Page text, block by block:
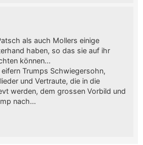
als auch Mollers einige
haben, so das sie auf ihr
können…
Trumps Schwiegersohn,
und Vertraute, die in die
werden, dem grossen Vorbild und
nach…